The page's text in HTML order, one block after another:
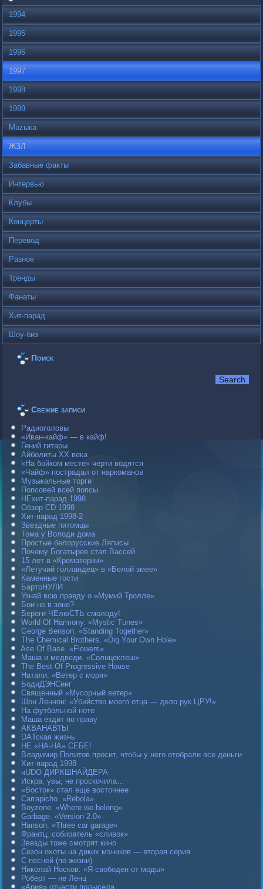
1994
1995
1996
1997
1998
1999
Muzыка
ЖЗЛ
Забавные факты
Интервью
Клубы
Концерты
Перевод
Разное
Тренды
Фанаты
Хит-парад
Шоу-биз
Поиск
Свежие записи
Радиоголовы
«Иван-кайф» — в кайф!
Гений гитары
Айболиты ХХ века
«На бойком месте» черти водятся
«Чайф» пострадал от наркоманов
Музыкальные торги
Попсовей всей попсы
НЕхит-парад 1998
Обзор CD 1998
Хит-парад 1998-2
Звездные питомцы
Тома у Володи дома
Простые белорусские Ляписы
Почему Богатырев стал Вассей
15 лет в «Крематории»
«Летучий голландец» в «Белой змее»
Каменные гости
БартоНУЛИ
Узнай всю правду о «Мумий Тролле»
Бои не в зоне?
Береги ЧЕлюСТЬ смолоду!
World Of Harmony. «Mystic Tunes»
George Benson. «Standing Together»
The Chemical Brothers. «Dig Your Own Hole»
Ase Of Base. «Flowers»
Маша и медведи. «Солнцеклеш»
The Best Of Progressive House
Натали. «Ветер с моря»
БодиДЭНСинг
Священный «Мусорный ветер»
Шон Леннон: «Убийство моего отца — дело рук ЦРУ!»
На футбольной ноте
Маша ездит по праву
АКВАНАВТЫ
DAТская жизнь
НЕ «НА-НА» СЕБЕ!
Владимир Политов просит, чтобы у него отобрали все деньги
Хит-парад 1998
чUDO ДИРКШНАЙДЕРА
Искра, увы, не проскочила…
«Восток» стал еще восточнее
Carraрicho. «Rebola»
Boyzone. «Where we belong»
Garbage. «Version 2.0»
Hanson. «Three car garage»
Франтц, собиратель «сливок»
Звезды тоже смотрят кино
Сезон охоты на диких мэников — вторая серия
С песней (по жизни)
Николай Носков: «Я свободен от моды»
Роберт — не Ленц
«Ария» отчасти полысела